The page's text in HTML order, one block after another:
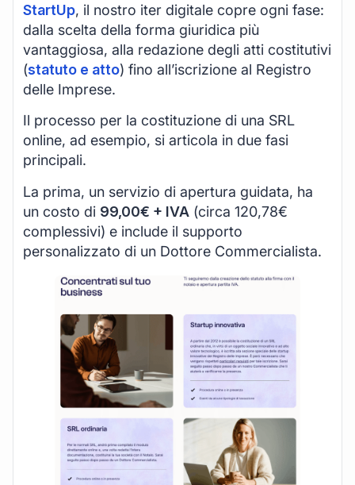
StartUp, il nostro iter digitale copre ogni fase:
dalla scelta della forma giuridica più
vantaggiosa, alla redazione degli atti costitutivi
(statuto e atto) fino all’iscrizione al Registro
delle Imprese.
Il processo per la costituzione di una SRL
online, ad esempio, si articola in due fasi
principali.
La prima, un servizio di apertura guidata, ha
un costo di 99,00€ + IVA (circa 120,78€
complessivi) e include il supporto
personalizzato di un Dottore Commercialista.